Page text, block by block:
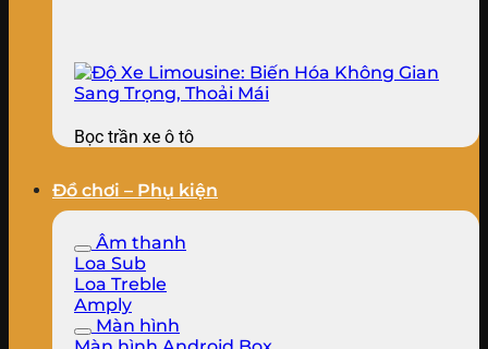
Bọc trần xe ô tô
Đồ chơi – Phụ kiện
Âm thanh
Loa Sub
Loa Treble
Amply
Màn hình